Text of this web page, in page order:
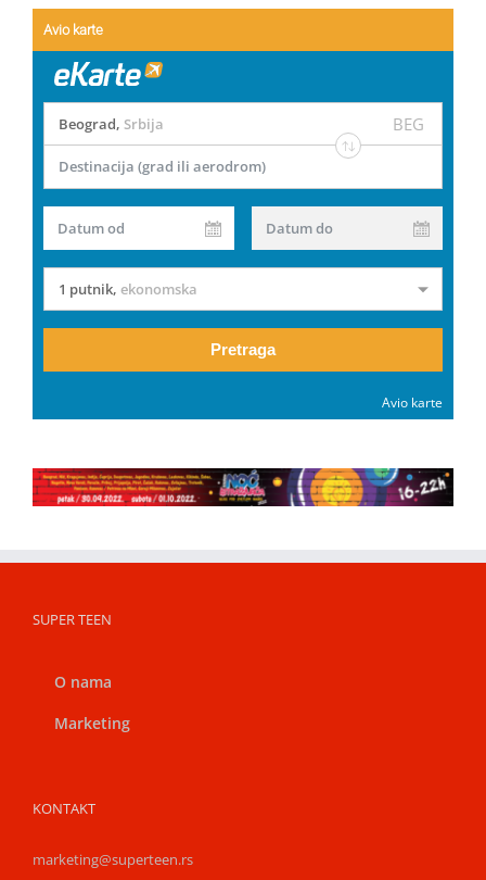
Avio karte
Beograd, Srbija BEG
Destinacija (grad ili aerodrom)
Datum od Datum do
1 putnik, ekonomska
Pretraga
Avio karte
SUPER TEEN
O nama
Marketing
KONTAKT
marketing@superteen.rs